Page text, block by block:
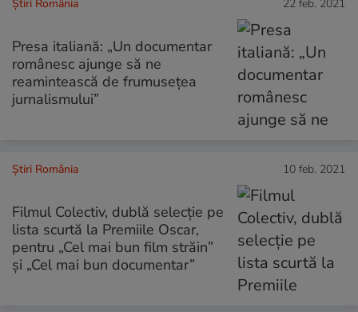
Știri România 22 feb. 2021
Presa italiană: „Un documentar
românesc ajunge să ne
reamintească de frumusețea
jurnalismului”
Știri România 10 feb. 2021
Filmul Colectiv, dublă selecție pe
lista scurtă la Premiile Oscar,
pentru „Cel mai bun film străin”
și „Cel mai bun documentar”